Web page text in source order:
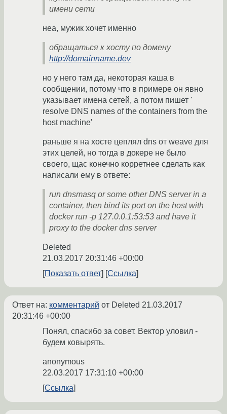
имени сети
неа, мужик хочет именно
обращаться к хосту по домену
http://domainname.dev
но у него там да, некоторая каша в
сообщении, потому что в примере он явно
указывает имена сетей, а потом пишет '
resolve DNS names of the containers from the
host machine'
раньше я на хосте цеплял dns от weave для
этих целей, но тогда в докере не было
своего, щас конечно корретнее сделать как
написали ему в ответе:
run dnsmasq or some other DNS server in a
container, then bind its port on the host with
docker run -p 127.0.0.1:53:53 and have it
proxy to the docker dns server
Deleted
21.03.2017 20:31:46 +00:00
Показать ответ
Ссылка
Ответ на: комментарий от Deleted 21.03.2017
20:31:46 +00:00
Понял, спасибо за совет. Вектор уловил -
будем ковырять.
anonymous
22.03.2017 17:31:10 +00:00
Ссылка